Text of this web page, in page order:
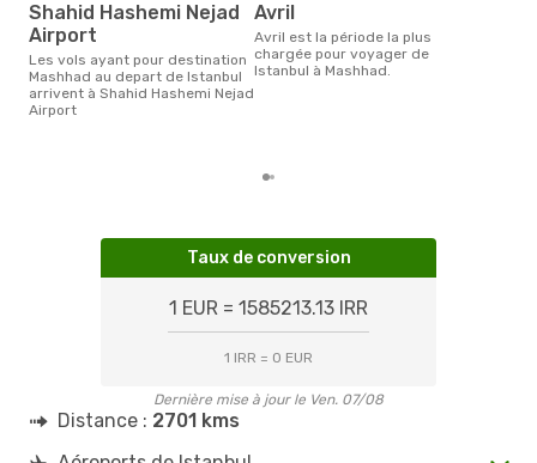
Shahid Hashemi Nejad
Airport
Les vols ayant pour destination
Mashhad au depart de Istanbul
arrivent à Shahid Hashemi Nejad
Airport
avril
avril est la période la plus
chargée pour voyager de
Istanbul à Mashhad.
Taux de conversion
1 EUR = 1585213.13 IRR
1 IRR = 0 EUR
Dernière mise à jour le Ven. 07/08
Distance : 2701 kms